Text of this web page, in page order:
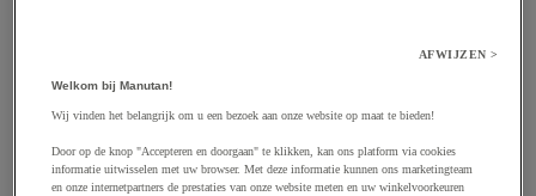
Accessoires voor slijpmachine
Accessoires voor snij- en snoeigereedschap
Accessoires voor snij-schuurmachine
Accessoires voor spijkermachine
Accessoires voor zaag
AFWIJZEN >
Welkom bij Manutan!
Wij vinden het belangrijk om u een bezoek aan onze website op maat te bieden!
Door op de knop "Accepteren en doorgaan" te klikken, kan ons platform via cookies
informatie uitwisselen met uw browser. Met deze informatie kunnen ons marketingteam
en onze internetpartners de prestaties van onze website meten en uw winkelvoorkeuren